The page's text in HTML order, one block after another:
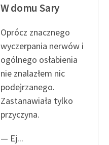
W domu Sary
Oprócz znacznego
wyczerpania nerwów i
ogólnego osłabienia
nie znalazłem nic
podejrzanego.
Zastanawiała tylko
przyczyna.
— Ej...